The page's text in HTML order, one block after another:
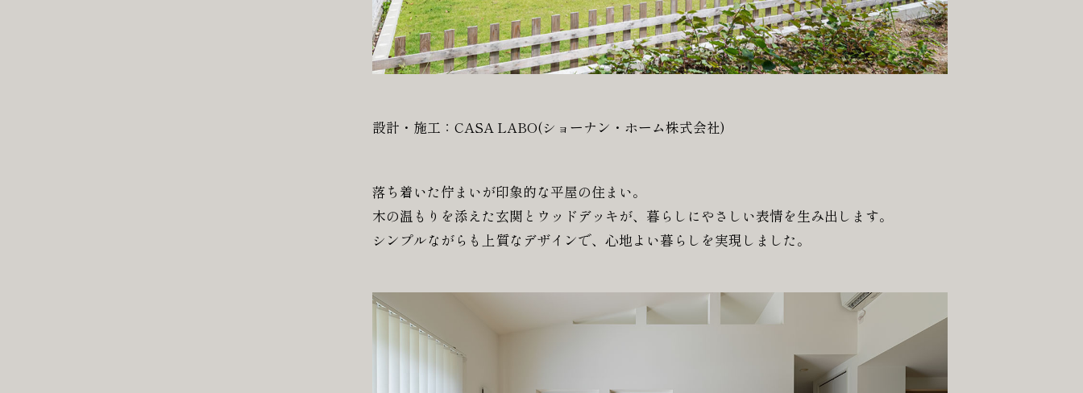
設計・施工：CASA LABO(ショーナン・ホーム株式会社)
落ち着いた佇まいが印象的な平屋の住まい。
木の温もりを添えた玄関とウッドデッキが、暮らしにやさしい表情を生み出します。
シンプルながらも上質なデザインで、心地よい暮らしを実現しました。